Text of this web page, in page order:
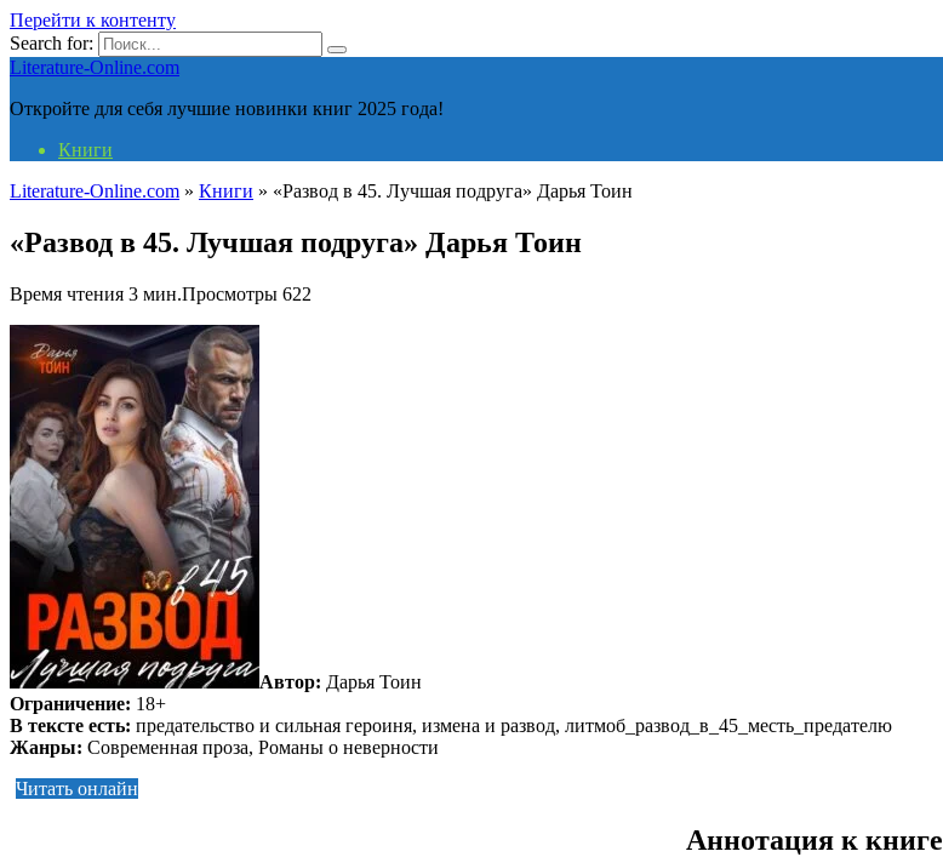
Перейти к контенту
Search for:
Literature-Online.com
Откройте для себя лучшие новинки книг 2025 года!
Книги
Literature-Online.com » Книги » «Развод в 45. Лучшая подруга» Дарья Тоин
«Развод в 45. Лучшая подруга» Дарья Тоин
Время чтения 3 мин.Просмотры 622
Автор: Дарья Тоин
Ограничение: 18+
В тексте есть: предательство и сильная героиня, измена и развод, литмоб_развод_в_45_месть_предателю
Жанры: Современная проза, Романы о неверности
Читать онлайн
Аннотация к книге